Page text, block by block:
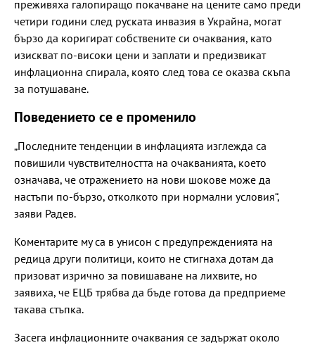
преживяха галопиращо покачване на цените само преди
четири години след руската инвазия в Украйна, могат
бързо да коригират собствените си очаквания, като
изискват по-високи цени и заплати и предизвикат
инфлационна спирала, която след това се оказва скъпа
за потушаване.
Поведението се е променило
„Последните тенденции в инфлацията изглежда са
повишили чувствителността на очакванията, което
означава, че отражението на нови шокове може да
настъпи по-бързо, отколкото при нормални условия“,
заяви Радев.
Коментарите му са в унисон с предупрежденията на
редица други политици, които не стигнаха дотам да
призоват изрично за повишаване на лихвите, но
заявиха, че ЕЦБ трябва да бъде готова да предприеме
такава стъпка.
Засега инфлационните очаквания се задържат около